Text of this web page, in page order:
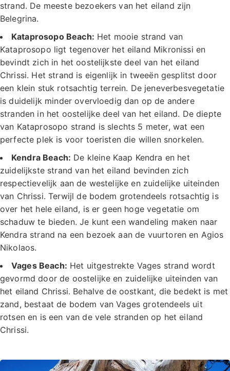
strand. De meeste bezoekers van het eiland zijn
Belegrina.
Kataprosopo Beach: Het mooie strand van
Kataprosopo ligt tegenover het eiland Mikronissi en
bevindt zich in het oostelijkste deel van het eiland
Chrissi. Het strand is eigenlijk in tweeën gesplitst door
een klein stuk rotsachtig terrein. De jeneverbesvegetatie
is duidelijk minder overvloedig dan op de andere
stranden in het oostelijke deel van het eiland. De diepte
van Kataprosopo strand is slechts 5 meter, wat een
perfecte plek is voor toeristen die willen snorkelen.
Kendra Beach: De kleine Kaap Kendra en het
zuidelijkste strand van het eiland bevinden zich
respectievelijk aan de westelijke en zuidelijke uiteinden
van Chrissi. Terwijl de bodem grotendeels rotsachtig is
over het hele eiland, is er geen hoge vegetatie om
schaduw te bieden. Je kunt een wandeling maken naar
Kendra strand na een bezoek aan de vuurtoren en Agios
Nikolaos.
Vages Beach: Het uitgestrekte Vages strand wordt
gevormd door de oostelijke en zuidelijke uiteinden van
het eiland Chrissi. Behalve de oostkant, die bedekt is met
zand, bestaat de bodem van Vages grotendeels uit
rotsen en is een van de vele stranden op het eiland
Chrissi.